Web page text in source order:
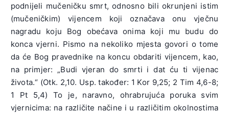
podnijeli mučeničku smrt, odnosno bili okrunjeni istim
(mučeničkim) vijencem koji označava onu vječnu
nagradu koju Bog obećava onima koji mu budu do
konca vjerni. Pismo na nekoliko mjesta govori o tome
da će Bog pravednike na koncu obdariti vijencem, kao,
na primjer: „Budi vjeran do smrti i dat ću ti vijenac
života.“ (Otk. 2,10. Usp. također: 1 Kor 9,25; 2 Tim 4,6-8;
1 Pt 5,4) To je, naravno, ohrabrujuća poruka svim
vjernicima: na različite načine i u različitim okolnostima